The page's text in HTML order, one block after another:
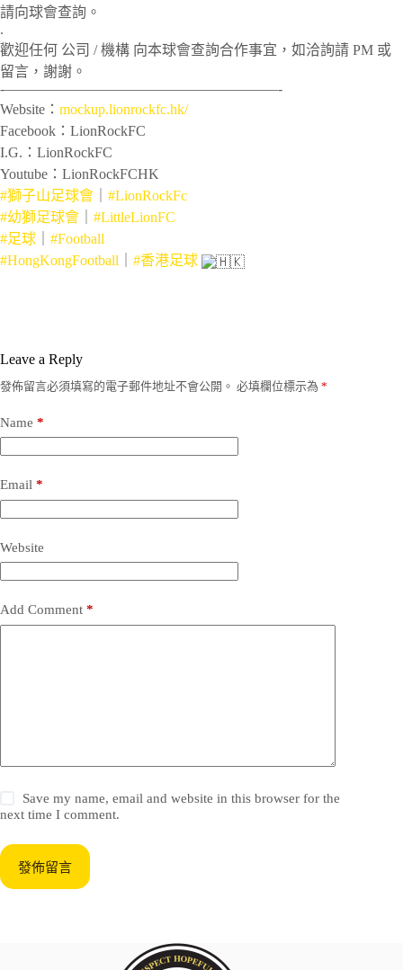
請向球會查詢。
.
歡迎任何 公司 / 機構 向本球會查詢合作事宜，如洽詢請 PM 或
留言，謝謝。
‐———————————————————-
Website： mockup.lionrockfc.hk/
Facebook：LionRockFC
I.G.：LionRockFC
Youtube：LionRockFCHK
#獅子山足球會
#LionRockFc
#幼獅足球會
#LittleLionFC
#足球
#Football
#HongKongFootball
#香港足球
Leave a Reply
發佈留言必須填寫的電子郵件地址不會公開。 必填欄位標示為 *
Name *
Email *
Website
Add Comment *
Save my name, email and website in this browser for the
next time I comment.
發佈留言